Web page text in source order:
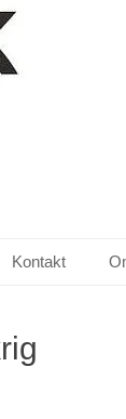
Kontakt